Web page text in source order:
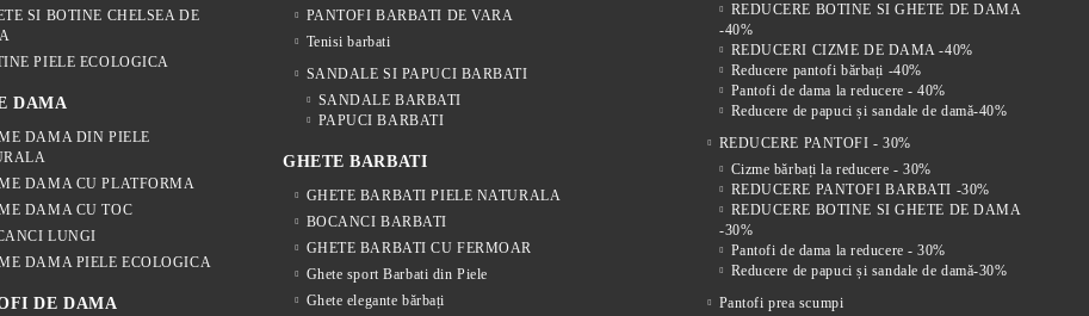
SI BOTINE CHELSEA DE
PIELE ECOLOGICA
DAMA
DAMA DIN PIELE
DAMA CU PLATFORMA
DAMA CU TOC
LUNGI
DAMA PIELE ECOLOGICA
DE DAMA
PANTOFI BARBATI DE VARA
Tenisi barbati
SANDALE SI PAPUCI BARBATI
SANDALE BARBATI
PAPUCI BARBATI
GHETE BARBATI
GHETE BARBATI PIELE NATURALA
BOCANCI BARBATI
GHETE BARBATI CU FERMOAR
Ghete sport Barbati din Piele
Ghete elegante bărbați
REDUCERE BOTINE SI GHETE DE DAMA
-40%
REDUCERI CIZME DE DAMA -40%
Reducere pantofi bărbați -40%
Pantofi de dama la reducere - 40%
Reducere de papuci și sandale de damă-40%
REDUCERE PANTOFI - 30%
Cizme bărbați la reducere - 30%
REDUCERE PANTOFI BARBATI -30%
REDUCERE BOTINE SI GHETE DE DAMA
-30%
Pantofi de dama la reducere - 30%
Reducere de papuci și sandale de damă-30%
Pantofi prea scumpi